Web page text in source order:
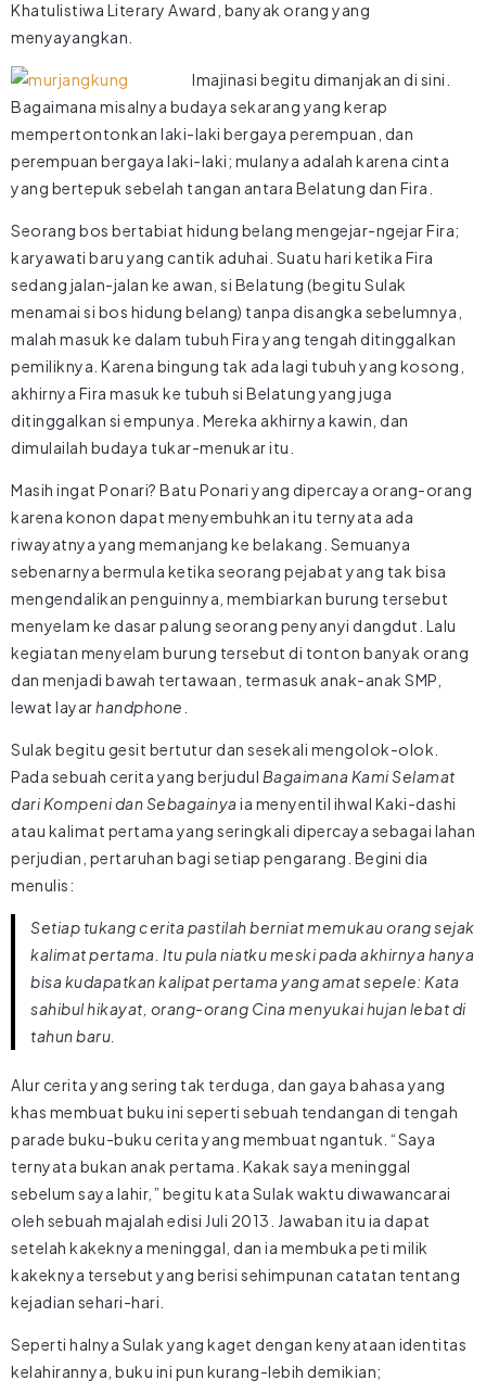
Khatulistiwa Literary Award, banyak orang yang
menyayangkan.
Imajinasi begitu dimanjakan di sini.
Bagaimana misalnya budaya sekarang yang kerap
mempertontonkan laki-laki bergaya perempuan, dan
perempuan bergaya laki-laki; mulanya adalah karena cinta
yang bertepuk sebelah tangan antara Belatung dan Fira.
Seorang bos bertabiat hidung belang mengejar-ngejar Fira;
karyawati baru yang cantik aduhai. Suatu hari ketika Fira
sedang jalan-jalan ke awan, si Belatung (begitu Sulak
menamai si bos hidung belang) tanpa disangka sebelumnya,
malah masuk ke dalam tubuh Fira yang tengah ditinggalkan
pemiliknya. Karena bingung tak ada lagi tubuh yang kosong,
akhirnya Fira masuk ke tubuh si Belatung yang juga
ditinggalkan si empunya. Mereka akhirnya kawin, dan
dimulailah budaya tukar-menukar itu.
Masih ingat Ponari? Batu Ponari yang dipercaya orang-orang
karena konon dapat menyembuhkan itu ternyata ada
riwayatnya yang memanjang ke belakang. Semuanya
sebenarnya bermula ketika seorang pejabat yang tak bisa
mengendalikan penguinnya, membiarkan burung tersebut
menyelam ke dasar palung seorang penyanyi dangdut. Lalu
kegiatan menyelam burung tersebut di tonton banyak orang
dan menjadi bawah tertawaan, termasuk anak-anak SMP,
lewat layar handphone
Sulak begitu gesit bertutur dan sesekali mengolok-olok.
Pada sebuah cerita yang berjudul Bagaimana Kami Selamat
dari Kompeni dan Sebagainya ia menyentil ihwal Kaki-dashi
atau kalimat pertama yang seringkali dipercaya sebagai lahan
perjudian, pertaruhan bagi setiap pengarang. Begini dia
menulis:
Setiap tukang cerita pastilah berniat memukau orang sejak
kalimat pertama. Itu pula niatku meski pada akhirnya hanya
bisa kudapatkan kalipat pertama yang amat sepele: Kata
sahibul hikayat, orang-orang Cina menyukai hujan lebat di
tahun baru.
Alur cerita yang sering tak terduga, dan gaya bahasa yang
khas membuat buku ini seperti sebuah tendangan di tengah
parade buku-buku cerita yang membuat ngantuk. “Saya
ternyata bukan anak pertama. Kakak saya meninggal
sebelum saya lahir,” begitu kata Sulak waktu diwawancarai
oleh sebuah majalah edisi Juli 2013. Jawaban itu ia dapat
setelah kakeknya meninggal, dan ia membuka peti milik
kakeknya tersebut yang berisi sehimpunan catatan tentang
kejadian sehari-hari.
Seperti halnya Sulak yang kaget dengan kenyataan identitas
kelahirannya, buku ini pun kurang-lebih demikian;